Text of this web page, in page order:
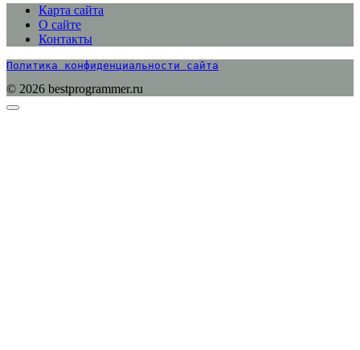
Карта сайта
О сайте
Контакты
Политика конфиденциальности сайта
© 2026 bestprogrammer.ru